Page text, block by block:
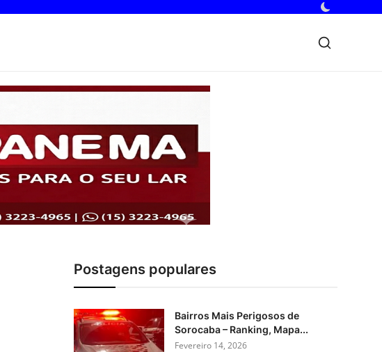
Postagens populares
Bairros Mais Perigosos de
Sorocaba – Ranking, Mapa...
Fevereiro 14, 2026